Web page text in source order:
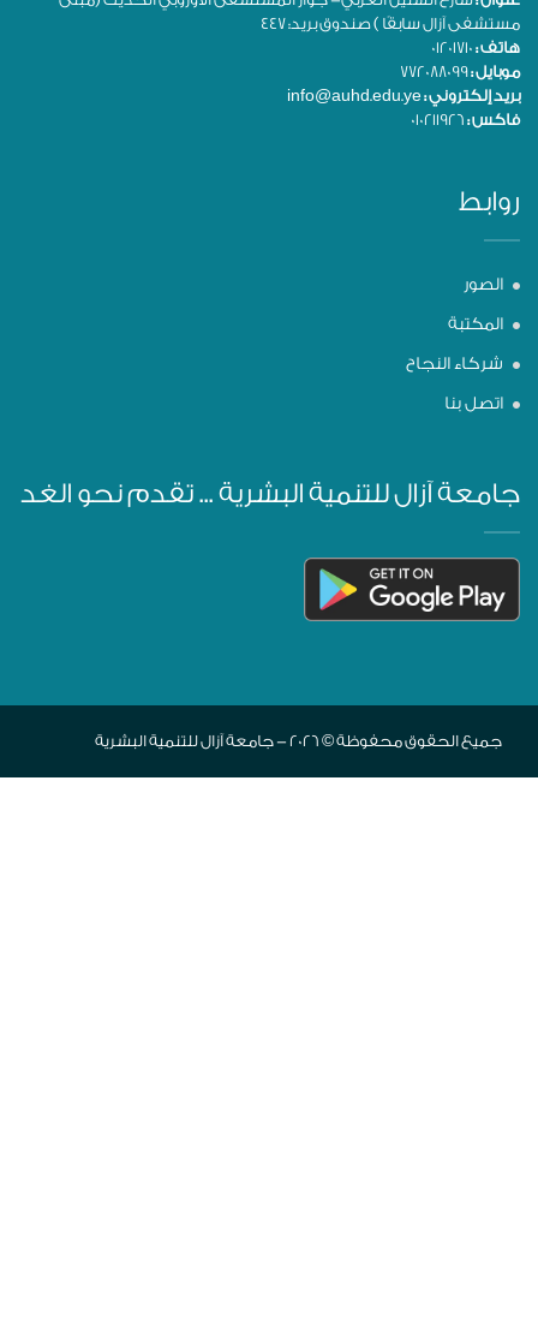
مستشفى آزال سابقًا ) صندوق بريد: 447
هاتف :
موبايل :
بريد إلكتروني :
فاكس :
روابط
الصور
المكتبة
شركاء النجاح
اتصل بنا
جامعة آزال للتنمية البشرية ... تقدم نحو الغد
جميع الحقوق محفوظة © 2026 - جامعة آزال للتنمية البشرية